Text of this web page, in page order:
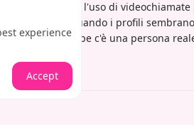
includono l'uso di
dell'istinto quando i profili
dietro ogni swipe c'è una persona
experience
Accept